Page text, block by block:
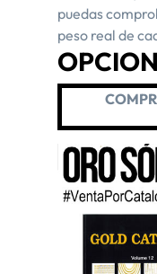
puedas
peso real de